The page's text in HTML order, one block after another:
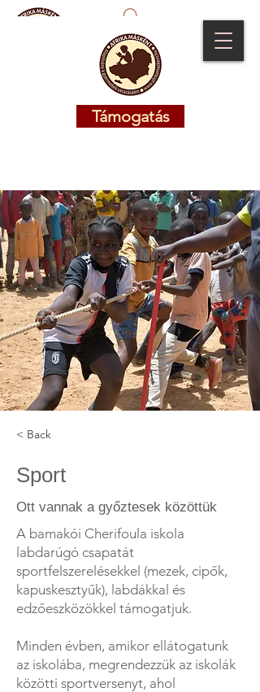
Támogatás
Támogatás
< Back
Sport
Ott vannak a győztesek közöttük
A bamakói Cherifoula iskola
labdarúgó csapatát
sportfelszerelésekkel (mezek, cipők,
kapuskesztyűk), labdákkal és
edzőeszközökkel támogatjuk.
Minden évben, amikor ellátogatunk
az iskolába, megrendezzük az iskolák
közötti sportversenyt, ahol